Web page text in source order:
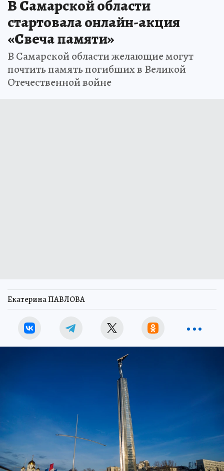
В Самарской области
стартовала онлайн-акция
«Свеча памяти»
В Самарской области желающие могут
почтить память погибших в Великой
Отечественной войне
Екатерина ПАВЛОВА